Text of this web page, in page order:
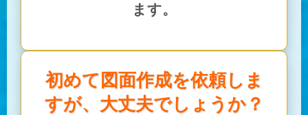
ます。
初めて図面作成を依頼しま
すが、大丈夫でしょうか？